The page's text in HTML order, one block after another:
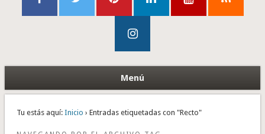
Menú
Tu estás aquí: Inicio › Entradas etiquetadas con "Recto"